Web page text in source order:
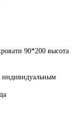
90*200 высота
индивидуальным
да